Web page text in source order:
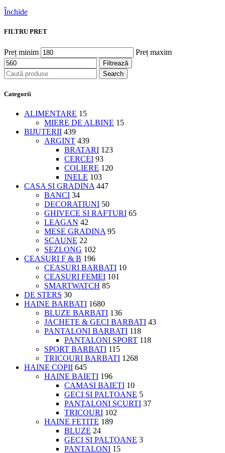
Închide
FILTRU PRET
Preț minim Preț maxim
Filtrează
Search
Categorii
ALIMENTARE 15
MIERE DE ALBINE 15
BIJUTERII 439
ARGINT 439
BRATARI 123
CERCEI 93
COLIERE 120
INELE 103
CASA SI GRADINA 447
BANCI 34
DECORATIUNI 50
GHIVECE SI RAFTURI 65
LEAGAN 42
MESE GRADINA 95
SCAUNE 22
SEZLONG 102
CEASURI F & B 196
CEASURI BARBATI 10
CEASURI FEMEI 101
SMARTWATCH 85
DE STERS 30
HAINE BARBATI 1680
BLUZE BARBATI 136
JACHETE & GECI BARBATI 43
PANTALONI BARBATI 118
PANTALONI SPORT 118
SPORT BARBATI 115
TRICOURI BARBATI 1268
HAINE COPII 645
HAINE BAIETI 196
CAMASI BAIETI 10
GECI SI PALTOANE 5
PANTALONI SCURTI 37
TRICOURI 102
HAINE FETITE 189
BLUZE 24
GECI SI PALTOANE 3
PANTALONI 15